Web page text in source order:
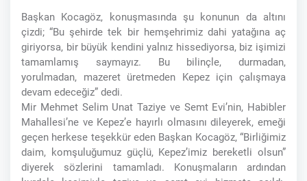
Başkan Kocagöz, konuşmasında şu konunun da altını
çizdi; “Bu şehirde tek bir hemşehrimiz dahi yatağına aç
giriyorsa, bir büyük kendini yalnız hissediyorsa, biz işimizi
tamamlamış saymayız. Bu bilinçle, durmadan,
yorulmadan, mazeret üretmeden Kepez için çalışmaya
devam edeceğiz” dedi.
Mir Mehmet Selim Unat Taziye ve Semt Evi’nin, Habibler
Mahallesi’ne ve Kepez’e hayırlı olmasını dileyerek, emeği
geçen herkese teşekkür eden Başkan Kocagöz, “Birliğimiz
daim, komşuluğumuz güçlü, Kepez’imiz bereketli olsun”
diyerek sözlerini tamamladı. Konuşmaların ardından